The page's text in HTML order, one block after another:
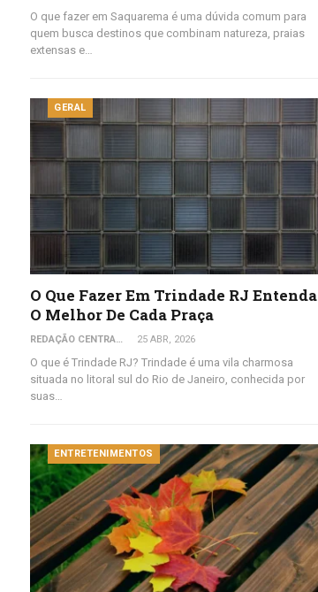
O que fazer em Saquarema é uma dúvida comum para
quem busca destinos que combinam natureza, praias
extensas e…
GERAL
O Que Fazer Em Trindade RJ Entenda
O Melhor De Cada Praça
REDAÇÃO CENTRAL DO VIAJANTE 25 ABR, 2026
O que é Trindade RJ? Trindade é uma vila charmosa
situada no litoral sul do Rio de Janeiro, conhecida por
suas…
ENTRETENIMENTOS